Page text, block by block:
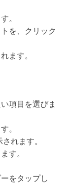
。
を、クリック
ます。
項目を選びま
。
れます。
す。
をタップし